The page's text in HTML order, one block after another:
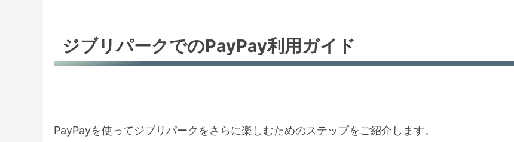
ペイペイジャンボで大当たりを狙う
公式サイトでの最新情報チェック
ジブリパークでのPayPay利用ガイド
PayPayを使ってジブリパークをさらに楽しむためのステップをご紹介します。